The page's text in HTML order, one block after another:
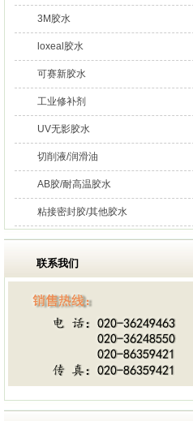
3M胶水
loxeal胶水
可赛新胶水
工业修补剂
UV无影胶水
切削液/润滑油
AB胶/耐高温胶水
粘接密封胶/其他胶水
联系我们